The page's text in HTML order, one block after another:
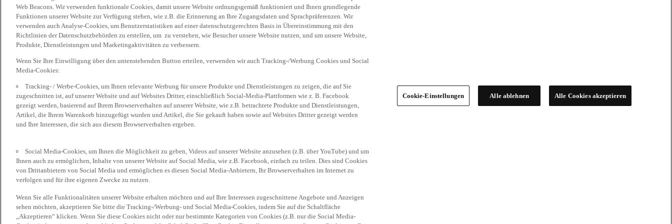
Web Beacons. Wir verwenden funktionale Cookies, damit unsere Website ordnungsgemäß funktioniert und Ihnen grundlegende
Funktionen unserer Website zur Verfügung stehen, wie z.B. die Erinnerung an Ihre Zugangsdaten und Sprachpräferenzen. Wir
verwenden auch Analyse-Cookies, um Benutzerstatistiken auf einer datenschutzgerechten Basis in Übereinstimmung mit den
Richtlinien der Datenschutzbehörden zu erstellen, um zu verstehen, wie Besucher unsere Website nutzen, und um unsere Website,
Produkte, Dienstleistungen und Marketingaktivitäten zu verbessern.
Wenn Sie Ihre Einwilligung über den untenstehenden Button erteilen, verwenden wir auch Tracking-/Werbung Cookies und Social
Media-Cookies:
Tracking- / Werbe-Cookies, um Ihnen relevante Werbung für unsere Produkte und Dienstleistungen zu zeigen, die auf Sie
zugeschnitten ist, auf unserer Website und auf Websites Dritter, einschließlich Social-Media-Plattformen wie z. B. Facebook
gezeigt werden, basierend auf Ihrem Browserverhalten auf unserer Website, wie z.B. betrachtete Produkte und Dienstleistungen,
Artikel, die Ihrem Warenkorb hinzugefügt wurden und Artikel, die Sie gekauft haben sowie auf Websites Dritter gezeigt werden
und Ihre Interessen, die sich aus diesem Browserverhalten ergeben.
Social Media-Cookies, um Ihnen die Möglichkeit zu geben, Videos auf unserer Website anzusehen (z.B. über YouTube) und um
Ihnen auch zu ermöglichen, Inhalte von unserer Website auf Social Media, wie z.B. Facebook, einfach zu teilen. Dies sind Cookies
von Drittanbietern von Social Media und ermöglichen es diesen Social Media-Anbietern, Ihr Browserverhalten im Internet zu
verfolgen und für ihre eigenen Zwecke zu nutzen.
Wenn Sie alle Funktionalitäten unserer Website erhalten möchten und auf Ihre Interessen zugeschnittene Angebote und Anzeigen
sehen möchten, akzeptieren Sie bitte die Tracking-/Werbung- und Social Media-Cookies, indem Sie auf die Schaltfläche
„Akzeptieren“ klicken. Wenn Sie diese Cookies nicht oder nur bestimmte Kategorien von Cookies (z.B. nur die Social Media-
Cookie-Einstellungen Alle ablehnen Alle Cookies akzeptieren